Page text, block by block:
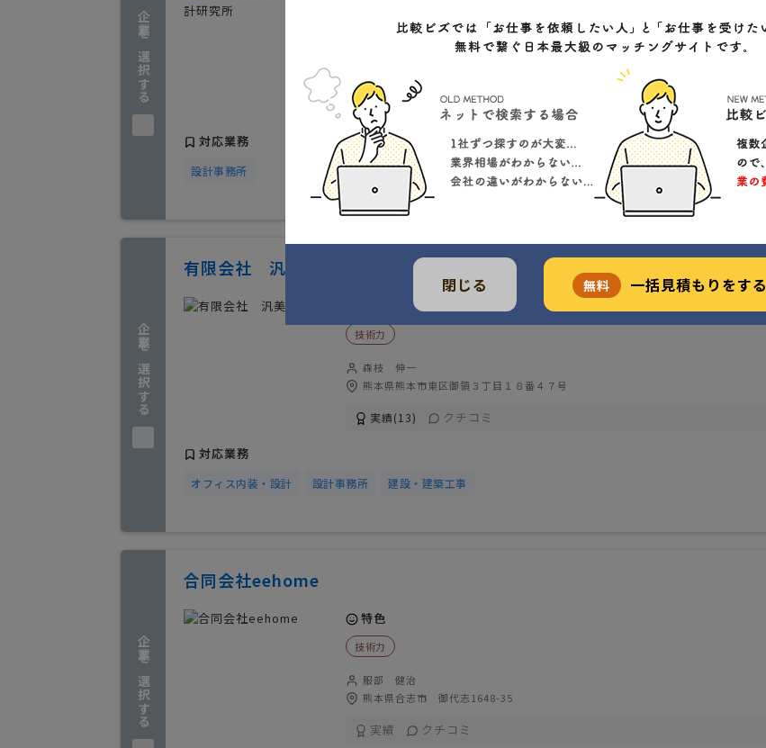
企業を選択する デザイン力
実績 クチコミ
対応業務
設計事務所
企業を選択する
有限会社 汎美設計室
技術力
森枝 伸一
熊本県熊本市東区御領３丁目１８番４７号
実績(13) クチコミ
対応業務
オフィス内装・設計 設計事務所 建設・建築工事
企業を選択する
合同会社eehome
特色
技術力
服部 健治
熊本県合志市 御代志1648-35
実績 クチコミ
閉じる 無料 一括見積もりをする